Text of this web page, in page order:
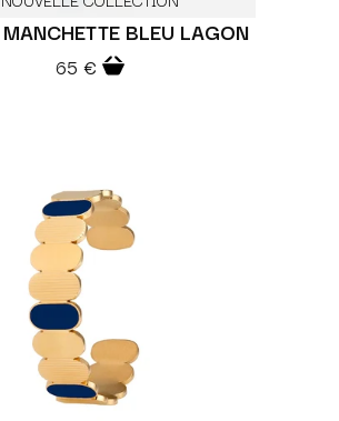
BLEU LAGON
65 €